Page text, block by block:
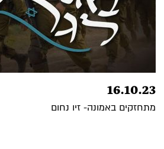
16.10.23
מתחזקים באמונה- זיו נחום